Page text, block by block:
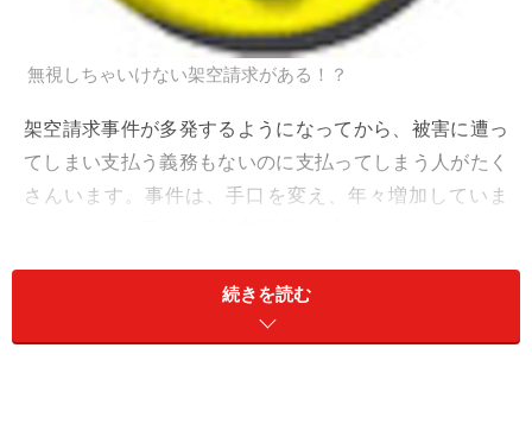
無視しちゃいけない架空請求がある！？
架空請求事件が多発するようになってから、被害に遭っ
てしまい支払う義務もないのに支払ってしまう人がたく
さんいます。事件は、手口を変え、年々増加していま
センター、全国各地の消費生活センター、また当サイト
続きを読む